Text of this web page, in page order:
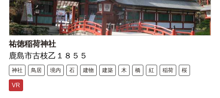
祐徳稲荷神社
鹿島市古枝乙１８５５
神社 鳥居 境内 石 建物 建築 木 橋 紅 稲荷 桜
VR